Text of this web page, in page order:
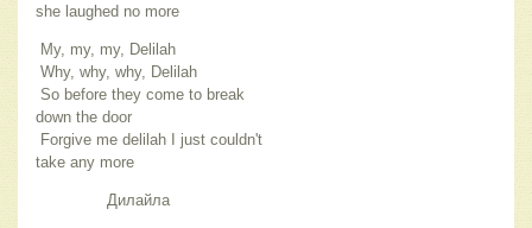
she laughed no more
My, my, my, Delilah
Why, why, why, Delilah
So before they come to break
down the door
Forgive me delilah I just couldn't
take any more
Дилайла